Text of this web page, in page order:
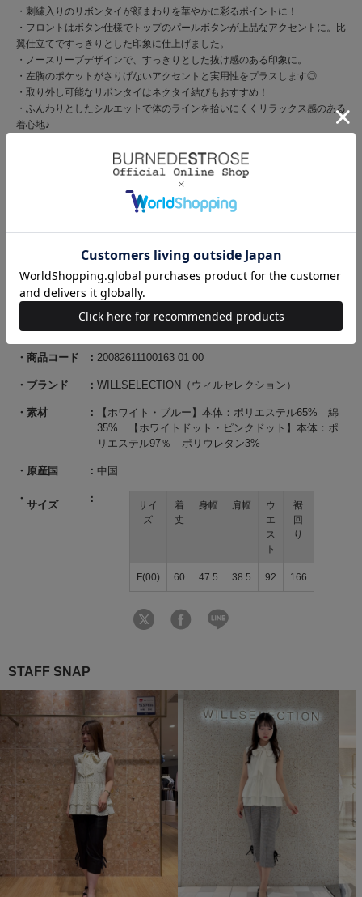
商品コード 20082611100163 01 00
ブランド WILLSELECTION（ウィルセレクション）
素材
【ホワイト・ブルー】本体：ポリエステル65% 綿
35% 【ホワイトドット・ピンクドット】本体：ポ
リエステル97％ ポリウレタン3%
原産国 中国
サイズ
サイ
ズ
着
丈
身幅 肩幅
ウ
エ
ス
ト
裾
回
り
F(00) 60 47.5 38.5 92 166
STAFF SNAP
・刺繍入りのリボンタイが顔まわりを華やかに彩るポイントに！
・フロントはボタン仕様でトップのパールボタンが上品なアクセントに。比
翼仕立てですっきりとした印象に仕上げました。
・ノースリーブデザインで、すっきりとした抜け感のある印象に。
・左胸のポケットがさりげないアクセントと実用性をプラスします◎
・取り外し可能なリボンタイはネクタイ結びもおすすめ！
・ふんわりとしたシルエットで体のラインを拾いにくくリラックス感のある
着心地♪
・軽やかでやわらかな素材感で、さらっとした着心地。
・ほどよい落ち感があり、きれいなシルエットをキープします。
【Care】
洗濯機洗い可能